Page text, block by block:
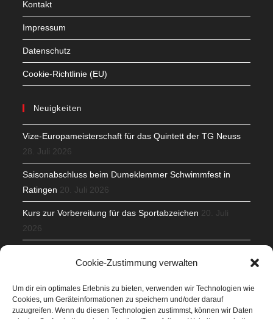
Cookie-Zustimmung verwalten
Um dir ein optimales Erlebnis zu bieten, verwenden wir Technologien wie
Cookies, um Geräteinformationen zu speichern und/oder darauf
zuzugreifen. Wenn du diesen Technologien zustimmst, können wir Daten
Kontakt
Impressum
Datenschutz
Cookie-Richtlinie (EU)
Neuigkeiten
Vize-Europameisterschaft für das Quintett der TG Neuss
28. Juli 2026
Saisonabschluss beim Dumeklemmer Schwimmfest in
Ratingen 20. Juli 2026
Kurs zur Vorbereitung für das Sportabzeichen 20. Juli
2026
Veranstaltungen